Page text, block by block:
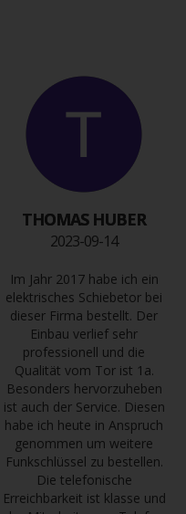
THOMAS HUBER
2023-09-14
Im Jahr 2017 habe ich ein
elektrisches Schiebetor bei
dieser Firma bestellt. Der
Einbau verlief sehr
professionell und die
Qualität vom Tor ist 1a.
Besonders hervorzuheben
ist auch der Service. Diesen
habe ich heute in Anspruch
genommen um weitere
Funkschlüssel zu bestellen.
Die telefonische
Erreichbarkeit ist klasse und